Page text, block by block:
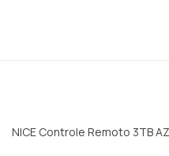
NICE Controle Remoto 3TB